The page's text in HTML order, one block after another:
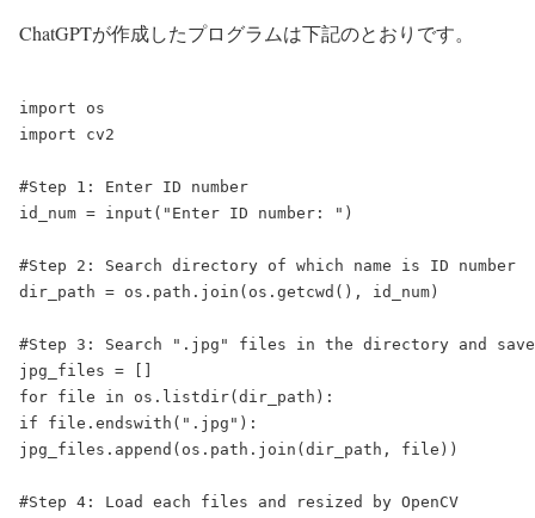
ChatGPTが作成したプログラムは下記のとおりです。
import os
import cv2
#Step 1: Enter ID number
id_num = input("Enter ID number: ")
#Step 2: Search directory of which name is ID number
dir_path = os.path.join(os.getcwd(), id_num)
#Step 3: Search ".jpg" files in the directory and
jpg_files = []
for file in os.listdir(dir_path):
if file.endswith(".jpg"):
jpg_files.append(os.path.join(dir_path, file))
#Step 4: Load each files and resized by OpenCV